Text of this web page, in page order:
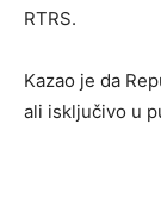
RTRS.
Kazao je da
ali isključivo u